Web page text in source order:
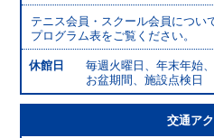
テニス会員・スクール会員につい
プログラム表をご覧ください。
休館日
毎週火曜日、年末年始、
お盆期間、施設点検日
交通ア